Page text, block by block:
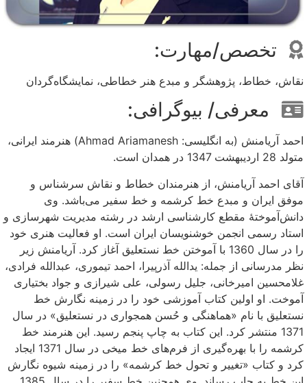
تخصص/مهارت:
نقاش، خطاط، پژوهشگر و مبدع هنر خطاطی، نمایشگاه‌گردان
معرفی/ بیوگرافی:
احمد آریامنش (به انگلیسی: Ahmad Ariamanesh) هنرمند ایرانی،
متولد 28 اردیبهشت 1347 در همدان است.
آقای احمد آریامنش، از هنرمندان خطاط و نقاش سرشناس و
موفق ایران و مبدع خط کرشمه و خط سفیر می‌باشد. وی
دانش‌آموختهٔ مقطع کارشناسی ارشد در رشته مدیریت شهرسازی و
استاد رسمی انجمن خوشنویسان ایران است. او فعالیت هنری خود
را در سال 1360 با آموختن خط نستعلیق آغاز کرد. آریامنش زیر
نظر مدرسانی از جمله: یدالله آذرپیرا، احمد تیموری، عبدالله فرادی،
غلامحسین امیرخانی، جلیل رسولی، علی شیرازی و جواد بختیاری
آموخت. او اولین کتاب آموزشی خود را در زمینه نگارش خط
نستعلیق با نام «هماهنگی و حُسن همجواری در نستعلیق» در سال
1371 منتشر کرد. این کتاب به چاپ پنجم رسید. این هنرمند خط
کرشمه را با بهره‌گیری از فرم‌های ‏خط میخی در سال 1371 ایجاد
کرد و کتاب «تغییر و تحول خط کرشمه» را در زمینه شیوه نگارش